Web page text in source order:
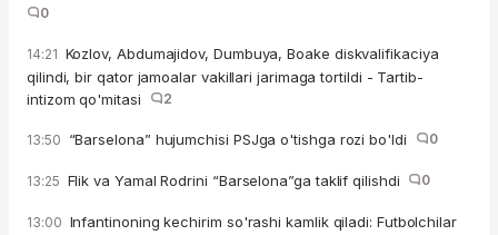
0
14:21 Kozlov, Abdumajidov, Dumbuya, Boake diskvalifikaciya
qilindi, bir qator jamoalar vakillari jarimaga tortildi - Tartib-
intizom qo'mitasi
2
13:50 “Barselona” hujumchisi PSJga o'tishga rozi bo'ldi 0
13:25 Flik va Yamal Rodrini “Barselona”ga taklif qilishdi 0
13:00 Infantinoning kechirim so'rashi kamlik qiladi: Futbolchilar